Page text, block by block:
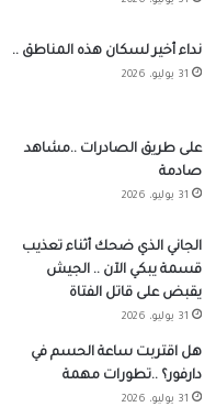
نداء أخير لسكان هذه المناطق ..
31 يوليو، 2026
على طريق الصادرات ..مشاهد
صادمة
31 يوليو، 2026
الجاني الذي ضحك أثناء تعذيب
قسمة يبكي الآن .. الجيش
يقبض على قاتل الفتاة
31 يوليو، 2026
هل اقتربت ساعة الحسم في
دارفور؟ ..تطورات مهمة
31 يوليو، 2026